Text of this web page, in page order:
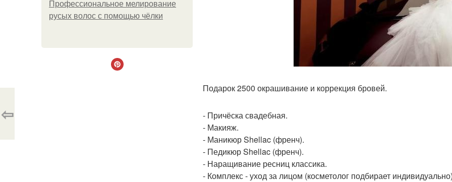
Профессиональное мелирование
русых волос с помощью чёлки
Подарок 2500 окрашивание и коррекция бровей.
- Причёска свадебная.
- Макияж.
- Маникюр Shellac (френч).
- Педикюр Shellac (френч).
- Наращивание ресниц классика.
- Комплекс - уход за лицом (косметолог подбирает
⇦